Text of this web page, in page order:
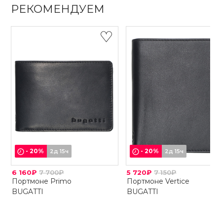
РЕКОМЕНДУЕМ
-20% 2д 15ч
6 160₽ 7 700₽
Портмоне Primo
BUGATTI
-20% 2д 15ч
5 720₽ 7 150₽
Портмоне Vertice
BUGATTI